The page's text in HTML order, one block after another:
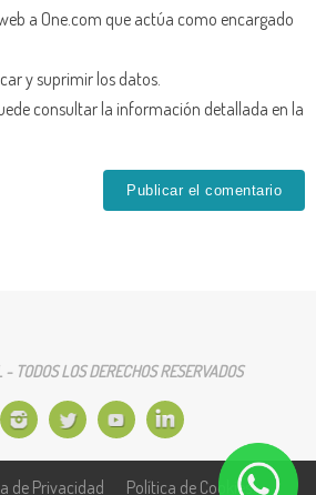
a One.com que actúa como encargado
y suprimir los datos.
consultar la información detallada en la
TODOS LOS DERECHOS RESERVADOS
de Privacidad Política de Cookies